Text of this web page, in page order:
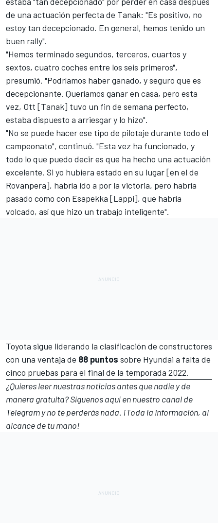
de una actuación perfecta de Tanak: "Es positivo, no
estoy tan decepcionado. En general, hemos tenido un
buen rally".
"Hemos terminado segundos, terceros, cuartos y
sextos, cuatro coches entre los seis primeros",
presumió. "Podríamos haber ganado, y seguro que es
decepcionante. Queríamos ganar en casa, pero esta
vez, Ott [Tanak] tuvo un fin de semana perfecto,
estaba dispuesto a arriesgar y lo hizo".
"No se puede hacer ese tipo de pilotaje durante todo el
campeonato", continuó. "Esta vez ha funcionado, y
todo lo que puedo decir es que ha hecho una actuación
excelente. Si yo hubiera estado en su lugar [en el de
Rovanpera], habría ido a por la victoria, pero habría
pasado como con Esapekka [Lappi], que habría
volcado, así que hizo un trabajo inteligente".
Toyota sigue liderando la clasificación de constructores
con una ventaja de 88 puntos sobre Hyundai a falta de
cinco pruebas para el final de la temporada 2022.
¿Quieres leer nuestras noticias antes que nadie y de
manera gratuita? Síguenosaquí en nuestro canal de
Telegramy no te perderás nada. ¡Toda la información, al
alcance de tu mano!